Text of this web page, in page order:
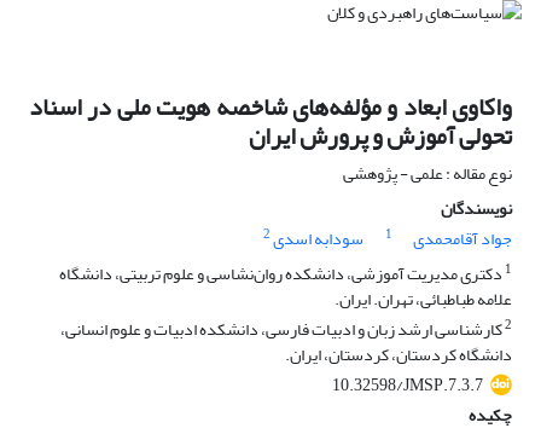
واکاوی ابعاد و مؤلفه‌های شاخصه هویت ملی در اسناد
تحولی آموزش و پرورش ایران
نوع مقاله : علمی - پژوهشی
نویسندگان
جواد آقامحمدی
1 سودابه اسدی2
1 دکتری مدیریت آموزشی، دانشکده روان‌نشاسی و علوم تربیتی، دانشگاه
علامه طباطبائی، تهران. ایران.
2کارشناسی ارشد زبان و ادبیات فارسی، دانشکده ادبیات و علوم انسانی،
دانشگاه کردستان، کردستان، ایران.
10.32598/JMSP.7.3.7
چکیده